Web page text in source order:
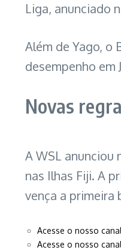
Liga, anunciado
Além de Yago, o
desempenho em
Novas
A WSL anunciou
nas Ilhas Fiji. A
vença a primeira
Acesse o nosso
Acesse o nosso